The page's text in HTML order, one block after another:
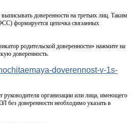
доверенности на третьих лиц. Таким
формируется цепочка связанных
родительской доверенности» нажмите на
доверенность.
организации или лица, имеющего
без доверенности необходимо указать в